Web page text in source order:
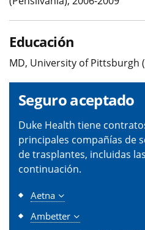
Educación
MD, University of Pittsburgh
Seguro aceptado
Duke Health tiene
principales compañías de
de trasplantes, incluidas
continuación.
Aetna
Ambetter